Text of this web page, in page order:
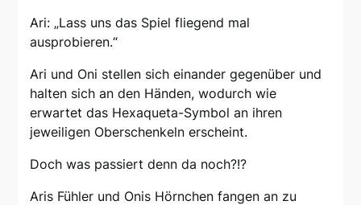
Ari: „Lass uns das Spiel fliegend mal
ausprobieren.“
Ari und Oni stellen sich einander gegenüber und
halten sich an den Händen, wodurch wie
erwartet das Hexaqueta-Symbol an ihren
jeweiligen Oberschenkeln erscheint.
Doch was passiert denn da noch?!?
Aris Fühler und Onis Hörnchen fangen an zu